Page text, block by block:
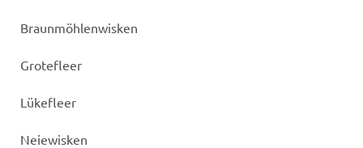
Braunmöhlenwisken
Grotefleer
Lükefleer
Neiewisken